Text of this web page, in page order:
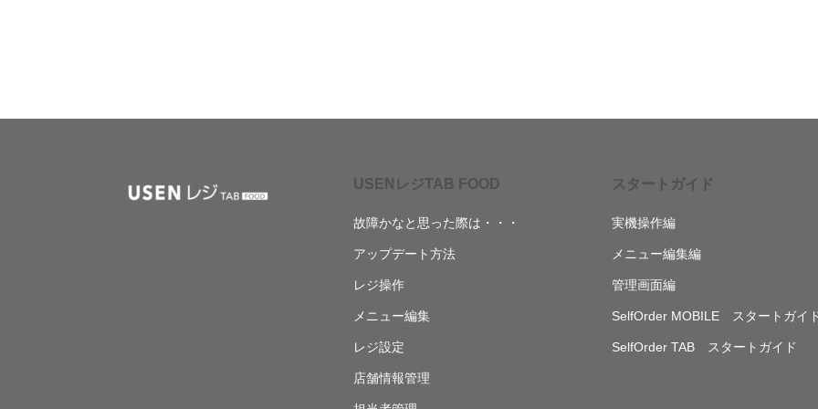
USENレジTAB FOOD
故障かなと思った際は・・・
アップデート方法
レジ操作
メニュー編集
レジ設定
店舗情報管理
スタートガイド
実機操作編
メニュー編集編
管理画面編
SelfOrder MOBILE スタートガイ
SelfOrder TAB スタートガイド